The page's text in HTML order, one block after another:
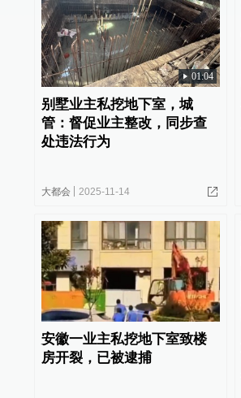
01:04
别墅业主私挖地下室，城
管：督促业主整改，同步查
处违法行为
大都会 2025-11-14
安徽一业主私挖地下室致楼
房开裂，已被逮捕